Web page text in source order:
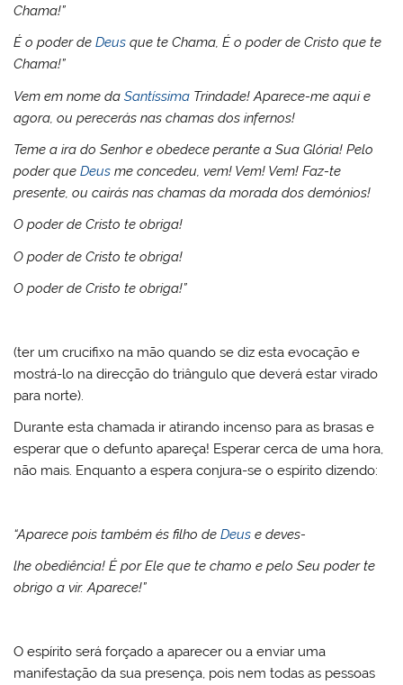
Chama!”
É o poder deDeus que te Chama, É o poder de Cristo que te
Chama!”
Vem em nome daSantíssima Trindade! Aparece-me aqui e
agora, ou perecerás nas chamas dos infernos!
Teme a ira do Senhor e obedece perante a Sua Glória! Pelo
poder queDeus me concedeu, vem! Vem! Vem! Faz-te
presente, ou cairás nas chamas da morada dos demónios!
O poder de Cristo te obriga!
O poder de Cristo te obriga!
O poder de Cristo te obriga!”
(ter um crucifixo na mão quando se diz esta evocação e
mostrá-lo na direcção do triângulo que deverá estar virado
para norte).
Durante esta chamada ir atirando incenso para as brasas e
esperar que o defunto apareça! Esperar cerca de uma hora,
não mais. Enquanto a espera conjura-se o espírito dizendo:
“Aparece pois também és filho deDeus e deves-
lhe obediência! É por Ele que te chamo e pelo Seu poder te
obrigo a vir. Aparece!”
O espírito será forçado a aparecer ou a enviar uma
manifestação da sua presença, pois nem todas as pessoas